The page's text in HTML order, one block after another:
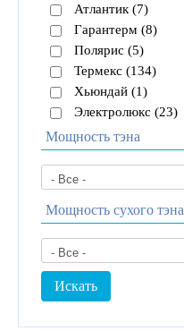
Атлантик (7)
Гарантерм (8)
Полярис (5)
Термекс (134)
Хьюндай (1)
Электролюкс (23)
Мощность тэна
Мощность сухого тэна